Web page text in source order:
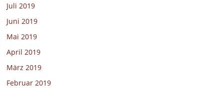
Juli 2019
Juni 2019
Mai 2019
April 2019
März 2019
Februar 2019